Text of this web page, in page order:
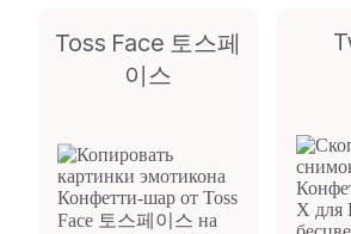
Toss Face 토스페
이스